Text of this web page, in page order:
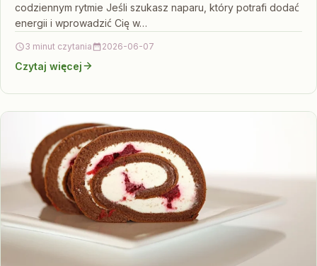
codziennym rytmie Jeśli szukasz naparu, który potrafi dodać
energii i wprowadzić Cię w…
3 minut czytania 2026-06-07
Czytaj więcej